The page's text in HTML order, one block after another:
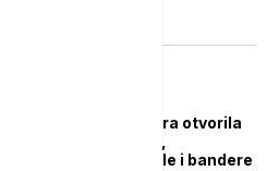
Rupa duboka 50 metara otvorila
"progutala" automobile i bandere